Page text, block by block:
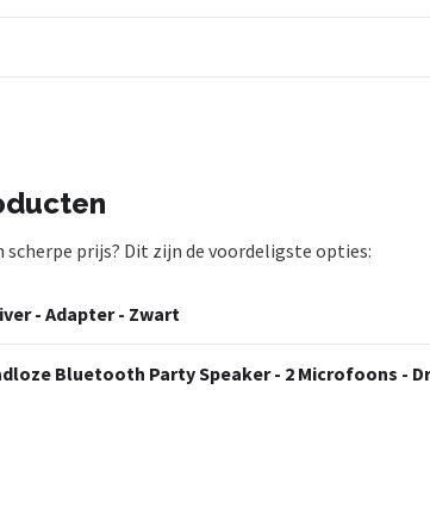
prijs? Dit zijn de voordeligste opties:
- Adapter - Zwart
Bluetooth Party Speaker - 2 Microfoons -